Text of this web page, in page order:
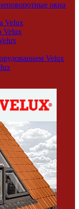
окна
Velux
Velux
Velux